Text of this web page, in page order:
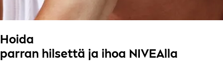
Hoida
parran hilsettä ja ihoa NIVEAlla